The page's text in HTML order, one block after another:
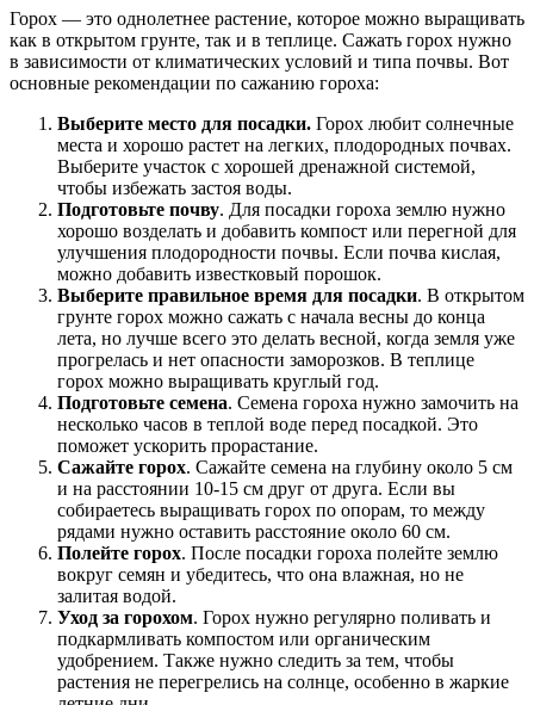
Горох — это однолетнее растение, которое можно выращивать
как в открытом грунте, так и в теплице. Сажать горох нужно
в зависимости от климатических условий и типа почвы. Вот
основные рекомендации по сажанию гороха:
Выберите место для посадки. Горох любит солнечные
места и хорошо растет на легких, плодородных почвах.
Выберите участок с хорошей дренажной системой,
чтобы избежать застоя воды.
Подготовьте почву. Для посадки гороха землю нужно
хорошо возделать и добавить компост или перегной для
улучшения плодородности почвы. Если почва кислая,
можно добавить известковый порошок.
Выберите правильное время для посадки. В открытом
грунте горох можно сажать с начала весны до конца
лета, но лучше всего это делать весной, когда земля уже
прогрелась и нет опасности заморозков. В теплице
горох можно выращивать круглый год.
Подготовьте семена. Семена гороха нужно замочить на
несколько часов в теплой воде перед посадкой. Это
поможет ускорить прорастание.
Сажайте горох. Сажайте семена на глубину около 5 см
и на расстоянии 10-15 см друг от друга. Если вы
собираетесь выращивать горох по опорам, то между
рядами нужно оставить расстояние около 60 см.
Полейте горох. После посадки гороха полейте землю
вокруг семян и убедитесь, что она влажная, но не
залитая водой.
Уход за горохом. Горох нужно регулярно поливать и
подкармливать компостом или органическим
удобрением. Также нужно следить за тем, чтобы
растения не перегрелись на солнце, особенно в жаркие